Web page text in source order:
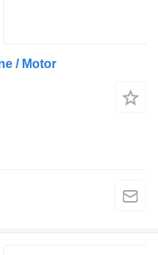
/ Motor